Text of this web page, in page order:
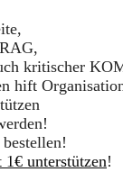
kritischer
hift
bestellen!
unterstützen!